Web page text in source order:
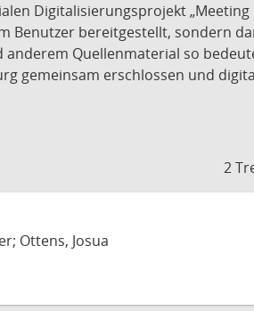
Digitalisierungsprojekt
bereitgestellt, sondern
Quellenmaterial so
gemeinsam erschlossen und
2
Ottens, Josua